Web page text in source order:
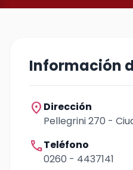
Información
location_on Dirección
Pellegrini 270 -
callTeléfono
0260 - 4437141